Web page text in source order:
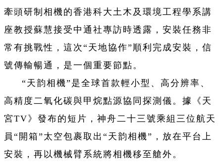
牽頭研制相機的香港科大土木及環境工程學系講
座教授蘇慧接受中通社專訪時透露，安裝任務非
常有挑戰性，這次“天地協作”順利完成安裝，信
號傳輸暢通，是一個重要節點。
“天韵相機”是全球首款輕小型、高分辨率、
高精度二氧化碳與甲烷點源協同探測儀。據《天
宮TV》發布的短片，神舟二十三號乘組三位航天
員“開箱”太空包裹取出“天韵相機”，放在平台上
安裝，再以機械臂系統將相機移至艙外。